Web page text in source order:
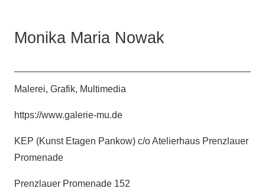
Monika Maria Nowak
Malerei, Grafik, Multimedia
https://www.galerie-mu.de
KEP (Kunst Etagen Pankow) c/o Atelierhaus Prenzlauer
Promenade
Prenzlauer Promenade 152